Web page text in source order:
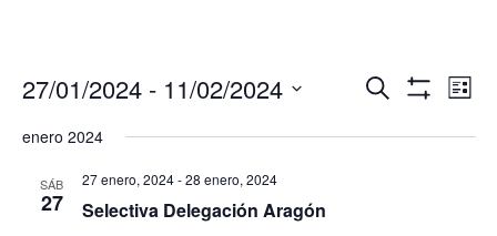
búsqueda
Buscar
de
Lista
27/01/2024 - 11/02/2024
fecha.
enero 2024
SÁB
27
27 enero, 2024-28 enero, 2024
Selectiva Delegación Aragón